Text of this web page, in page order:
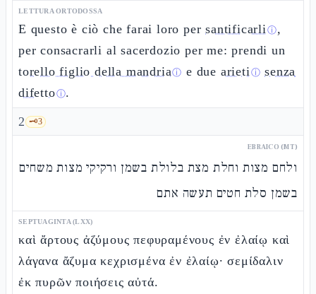
LETTURA ORTODOSSA
E questo è ciò che farai loro persantificarliⓘ,
per consacrarli al sacerdozio per me: prendi un
torello figlio della mandriaⓘ e due arietiⓘ senza
difettoⓘ.
2 🗝️3
EBRAICO (MT)
ולחם מצות וחלת מצת בלולת בשמן ורקיקי מצות משחים
בשמן סלת חטים תעשה אתם
SEPTUAGINTA (LXX)
καὶ ἄρτους ἀζύμους πεφυραμένους ἐν ἐλαίῳ καὶ
λάγανα ἄζυμα κεχρισμένα ἐν ἐλαίῳ· σεμίδαλιν
ἐκ πυρῶν ποιήσεις αὐτά.